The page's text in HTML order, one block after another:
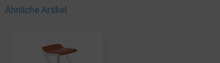
Ähnliche Artikel